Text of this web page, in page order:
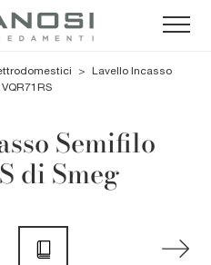
> Lavello Incasso
Semifilo
di Smeg